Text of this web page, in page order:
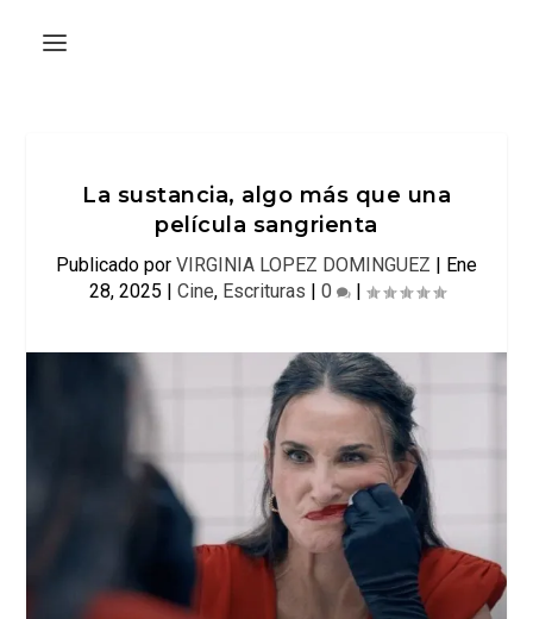
La sustancia, algo más que una
película sangrienta
Publicado por VIRGINIA LOPEZ DOMINGUEZ | Ene
28, 2025 | Cine, Escrituras | 0 |